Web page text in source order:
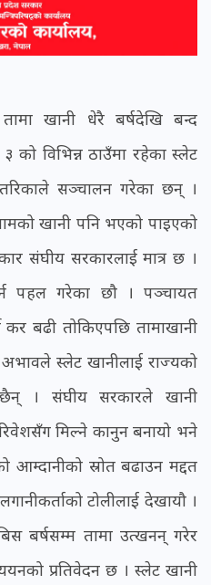
खानी धेरै बर्षदेखि बन्द
को विभिन्न ठाउँमा रहेका स्लेट
सञ्चालन गरेका छन् ।
खानी पनि भएको पाइएको
संघीय सरकारलाई मात्र छ ।
पहल गरेका छौ । पञ्चायत
कर बढी तोकिएपछि तामाखानी
स्लेट खानीलाई राज्यको
छैन् । संघीय सरकारले खानी
मिल्ने कानुन बनायो भने
आम्दानीको स्रोत बढाउन मद्दत
टोलीलाई देखायौ ।
बर्षसम्म तामा उत्खनन् गरेर
प्रतिवेदन छ । स्लेट खानी